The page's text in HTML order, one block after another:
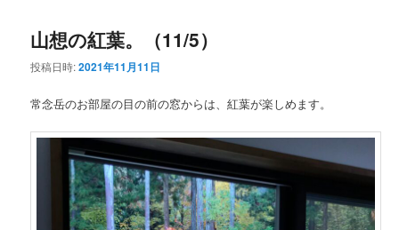
山想の紅葉。（11/5）
投稿日時:2021年11月11日
常念岳のお部屋の目の前の窓からは、紅葉が楽しめます。